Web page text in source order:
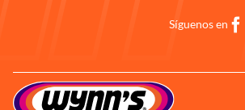
Síguenos en